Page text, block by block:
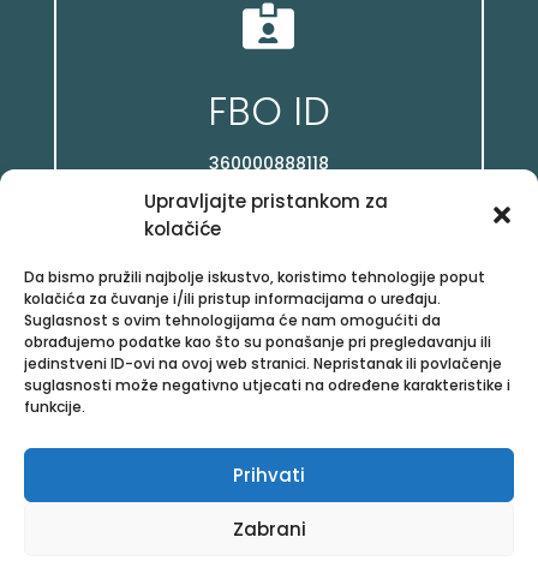
Upravljajte pristankom za
kolačiće
Da bismo pružili najbolje iskustvo, koristimo tehnologije poput
kolačića za čuvanje i/ili pristup informacijama o uređaju.
Suglasnost s ovim tehnologijama će nam omogućiti da
obrađujemo podatke kao što su ponašanje pri pregledavanju ili
jedinstveni ID-ovi na ovoj web stranici. Nepristanak ili povlačenje
suglasnosti može negativno utjecati na određene karakteristike i
funkcije.
Prihvati
Zabrani

FBO ID
360000888118

Facebook
/posloviz